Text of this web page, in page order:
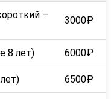
–
3000₽
8 лет) 6000₽
6500₽